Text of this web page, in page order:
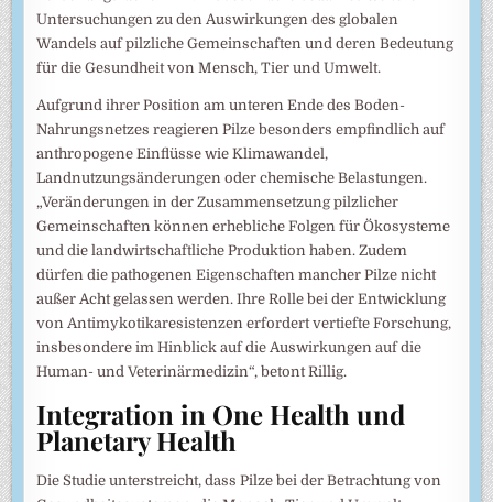
Untersuchungen zu den Auswirkungen des globalen
Wandels auf pilzliche Gemeinschaften und deren Bedeutung
für die Gesundheit von Mensch, Tier und Umwelt.
Aufgrund ihrer Position am unteren Ende des Boden-
Nahrungsnetzes reagieren Pilze besonders empfindlich auf
anthropogene Einflüsse wie Klimawandel,
Landnutzungsänderungen oder chemische Belastungen.
„Veränderungen in der Zusammensetzung pilzlicher
Gemeinschaften können erhebliche Folgen für Ökosysteme
und die landwirtschaftliche Produktion haben. Zudem
dürfen die pathogenen Eigenschaften mancher Pilze nicht
außer Acht gelassen werden. Ihre Rolle bei der Entwicklung
von Antimykotikaresistenzen erfordert vertiefte Forschung,
insbesondere im Hinblick auf die Auswirkungen auf die
Human- und Veterinärmedizin“, betont Rillig.
Integration in One Health und
Planetary Health
Die Studie unterstreicht, dass Pilze bei der Betrachtung von